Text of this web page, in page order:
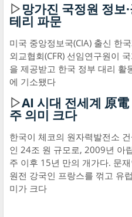
▷망가진 국정원 정보
테리 파문
미국 중앙정보국(CIA) 출신 한
외교협회(CFR) 선임연구원이
을 제공받고 한국 정부 대리 활
에 기소됐다
▷AI 시대 전세계 原
주 의미 크다
한국이 체코의 원자력발전소
인 24조 원 규모로, 2009년 아
주 이후 15년 만의 개가다. 문
원전 강국인 프랑스를 꺾고 유
미가 크다